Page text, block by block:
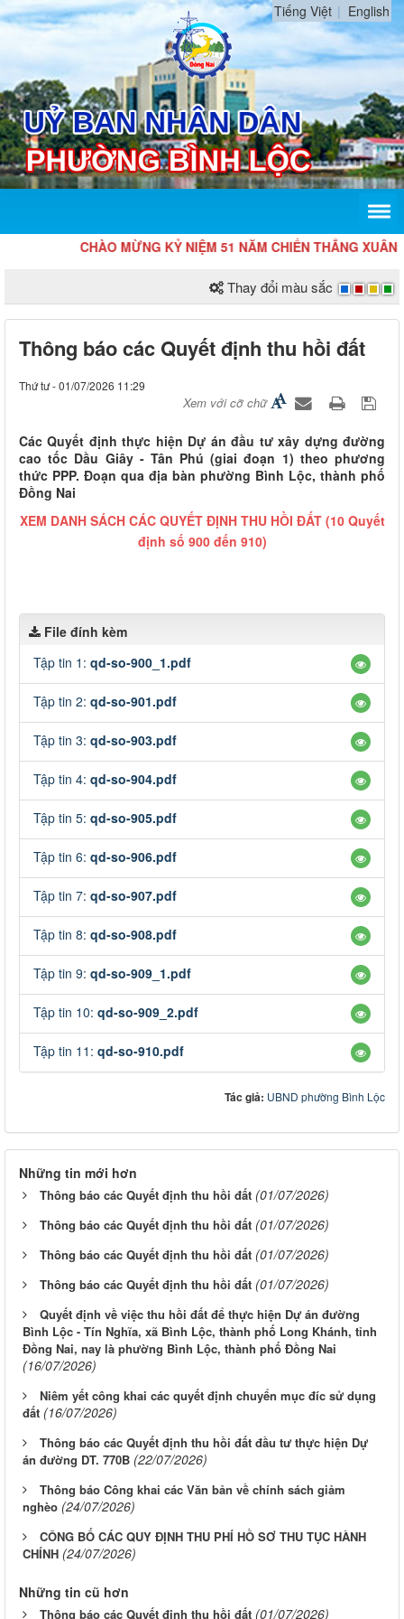
Tiếng Việt English
CHÀO MỪNG KỶ NIỆM 51 NĂM CHIẾN THẮNG XUÂN
Thay đổi màu sắc
Thông báo các Quyết định thu hồi đất
Thứ tư - 01/07/2026 11:29
Xem với cỡ chữ
Các Quyết định thực hiện Dự án đầu tư xây dựng đường
cao tốc Dầu Giây - Tân Phú (giai đoạn 1) theo phương
thức PPP. Đoạn qua địa bàn phường Bình Lộc, thành phố
Đồng Nai
XEM DANH SÁCH CÁC QUYẾT ĐỊNH THU HỒI ĐẤT (10 Quyết
định số 900 đến 910)
File đính kèm
Tập tin 1: qd-so-900_1.pdf
Tập tin 2: qd-so-901.pdf
Tập tin 3: qd-so-903.pdf
Tập tin 4: qd-so-904.pdf
Tập tin 5: qd-so-905.pdf
Tập tin 6: qd-so-906.pdf
Tập tin 7: qd-so-907.pdf
Tập tin 8: qd-so-908.pdf
Tập tin 9: qd-so-909_1.pdf
Tập tin 10: qd-so-909_2.pdf
Tập tin 11: qd-so-910.pdf
Tác giả: UBND phường Bình Lộc
Những tin mới hơn
Thông báo các Quyết định thu hồi đất (01/07/2026)
Thông báo các Quyết định thu hồi đất (01/07/2026)
Thông báo các Quyết định thu hồi đất (01/07/2026)
Thông báo các Quyết định thu hồi đất (01/07/2026)
Quyết định về việc thu hồi đất để thực hiện Dự án đường
Bình Lộc - Tín Nghĩa, xã Bình Lộc, thành phố Long Khánh, tỉnh
Đồng Nai, nay là phường Bình Lộc, thành phố Đồng Nai
(16/07/2026)
Niêm yết công khai các quyết định chuyển mục đíc sử dụng
đất (16/07/2026)
Thông báo các Quyết định thu hồi đất đầu tư thực hiện Dự
án đường DT. 770B (22/07/2026)
Thông báo Công khai các Văn bản về chính sách giảm
nghèo (24/07/2026)
CÔNG BỐ CÁC QUY ĐỊNH THU PHÍ HỒ SƠ THU TỤC HÀNH
CHÍNH (24/07/2026)
Những tin cũ hơn
Thông báo các Quyết định thu hồi đất (01/07/2026)